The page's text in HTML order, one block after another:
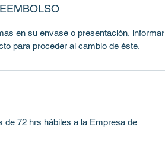
en su envase o presentación, informar
para proceder al cambio de éste.
de 72 hrs hábiles a la Empresa de